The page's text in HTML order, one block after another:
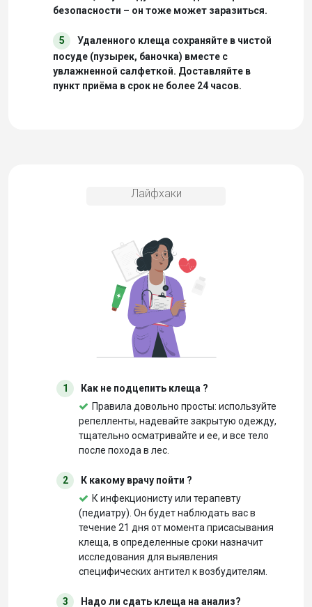
безопасности – он тоже может заразиться.
5
Удаленного клеща сохраняйте в чистой
посуде (пузырек, баночка) вместе с
увлажненной салфеткой. Доставляйте в
пункт приёма в срок не более 24 часов.
1
Как не подцепить клеща ?
Правила довольно просты: используйте
репелленты, надевайте закрытую одежду,
тщательно осматривайте и ее, и все тело
после похода в лес.
2
К какому врачу пойти ?
К инфекционисту или терапевту
(педиатру). Он будет наблюдать вас в
течение 21 дня от момента присасывания
клеща, в определенные сроки назначит
исследования для выявления
специфических антител к возбудителям.
3 Надо ли сдать клеща на анализ?
Лайфхаки